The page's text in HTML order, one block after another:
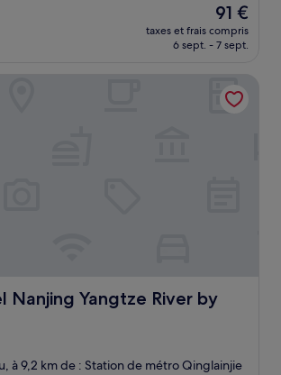
Le
nouveau
prix
de
91 €
91 €
taxes et frais compris
6 sept. - 7 sept.
Nanjing Yangtze River by
Yangtze River by IHG
à 9,2 km de : Station de métro Qinglainjie